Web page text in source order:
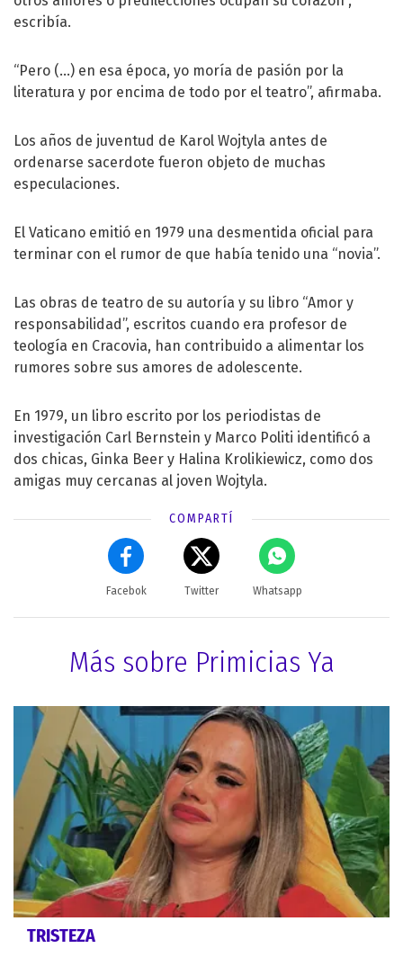
escribía.
“Pero (...) en esa época, yo moría de pasión por la
literatura y por encima de todo por el teatro”, afirmaba.
Los años de juventud de Karol Wojtyla antes de
ordenarse sacerdote fueron objeto de muchas
especulaciones.
El Vaticano emitió en 1979 una desmentida oficial para
terminar con el rumor de que había tenido una “novia”.
Las obras de teatro de su autoría y su libro “Amor y
responsabilidad”, escritos cuando era profesor de
teología en Cracovia, han contribuido a alimentar los
rumores sobre sus amores de adolescente.
En 1979, un libro escrito por los periodistas de
investigación Carl Bernstein y Marco Politi identificó a
dos chicas, Ginka Beer y Halina Krolikiewicz, como dos
amigas muy cercanas al joven Wojtyla.
COMPARTÍ
Facebok Twitter Whatsapp
Más sobre Primicias Ya
TRISTEZA